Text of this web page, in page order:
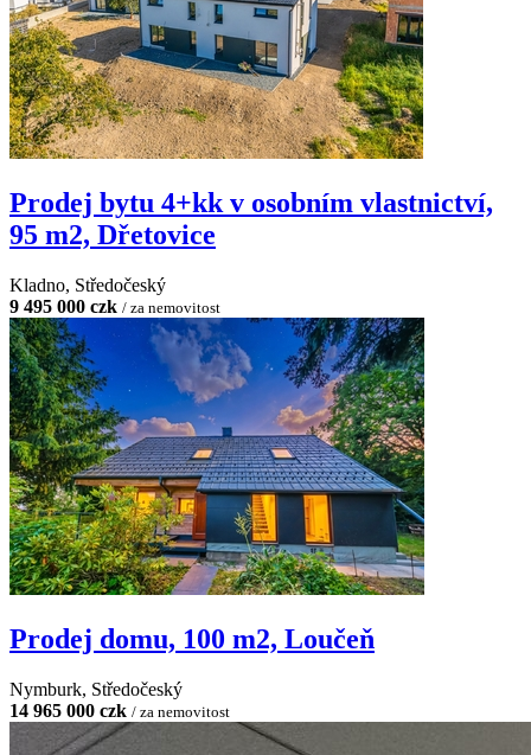
Prodej bytu 4+kk v osobním vlastnictví,
95 m2, Dřetovice
Kladno, Středočeský
9 495 000 czk / za nemovitost
Prodej domu, 100 m2, Loučeň
Nymburk, Středočeský
14 965 000 czk / za nemovitost